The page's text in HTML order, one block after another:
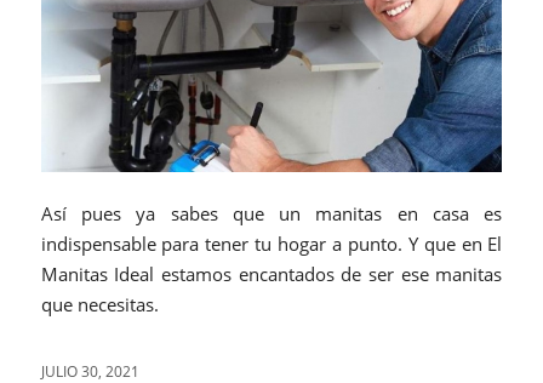
Así pues ya sabes que un manitas en casa es
indispensable para tener tu hogar a punto. Y que en El
Manitas Ideal estamos encantados de ser ese manitas
que necesitas.
JULIO 30, 2021